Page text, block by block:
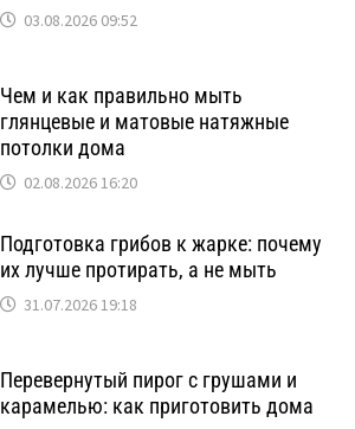
03.08.2026 09:52
Чем и как правильно мыть
глянцевые и матовые натяжные
потолки дома
02.08.2026 16:20
Подготовка грибов к жарке: почему
их лучше протирать, а не мыть
31.07.2026 19:18
Перевернутый пирог с грушами и
карамелью: как приготовить дома